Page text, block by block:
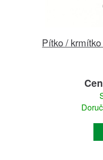
Pítko /